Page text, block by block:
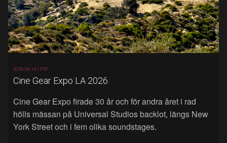
2026-06-14 | FSF
Cine Gear Expo LA 2026
Cine Gear Expo firade 30 år och för andra året i rad
hölls mässan på Universal Studios backlot, längs New
York Street och i fem olika soundstages.